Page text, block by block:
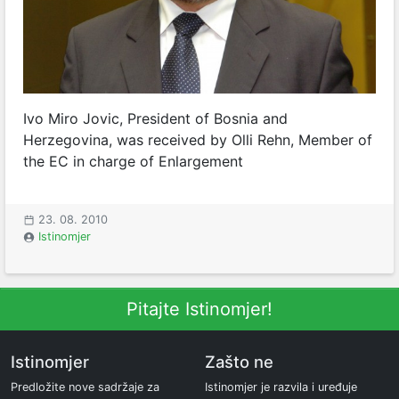
Ivo Miro Jovic, President of Bosnia and
Herzegovina, was received by Olli Rehn, Member of
the EC in charge of Enlargement
23. 08. 2010
Istinomjer
Pitajte Istinomjer!
Istinomjer
Predložite nove sadržaje za
Zašto ne
Istinomjer je razvila i uređuje